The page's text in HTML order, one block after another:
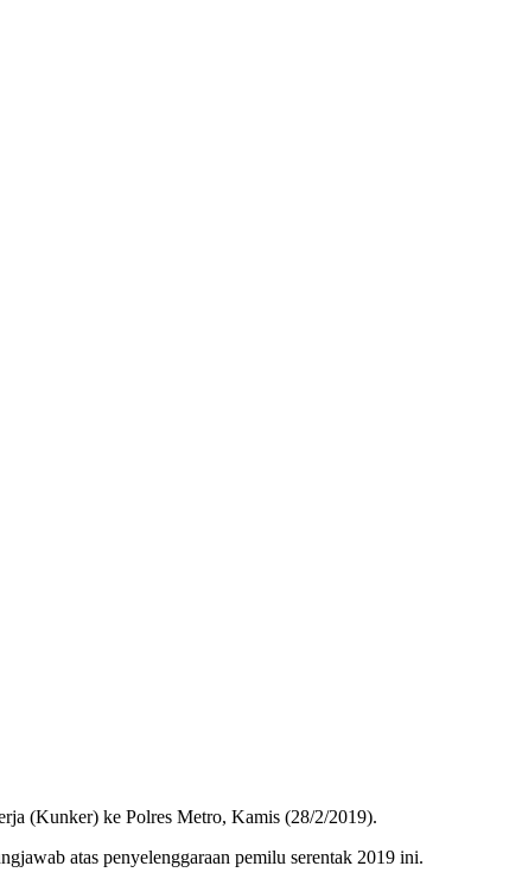
(Kunker) ke Polres Metro, Kamis (28/2/2019).
atas penyelenggaraan pemilu serentak 2019 ini.